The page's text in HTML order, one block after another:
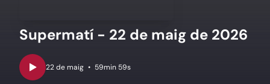
Supermatí - 22 de maig de 2026
• 59min 59s